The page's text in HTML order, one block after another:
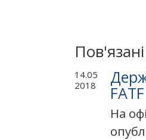
14.05
2018
FATF
На